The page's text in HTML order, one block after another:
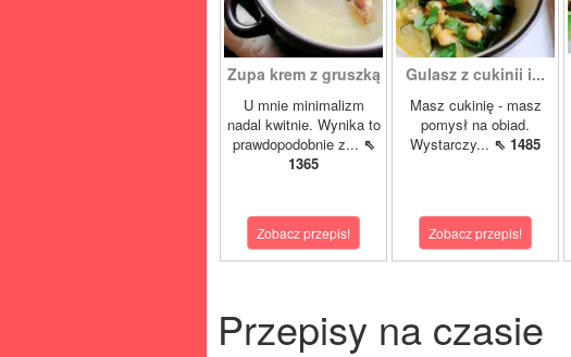
Zupa krem z gruszką
U mnie minimalizm
nadal kwitnie. Wynika to
prawdopodobnie z... ⇖
1365
Zobacz przepis!
Gulasz z cukinii i...
Masz cukinię - masz
pomysł na obiad.
Wystarczy... ⇖ 1485
Zobacz przepis!
Przepisy na czasie